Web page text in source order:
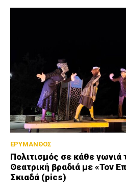
ΕΡΥΜΑΝΘΟΣ
Πολιτισμός σε κάθε γωνιά
Θεατρική βραδιά με «Τον
Σκιαδά (pics)